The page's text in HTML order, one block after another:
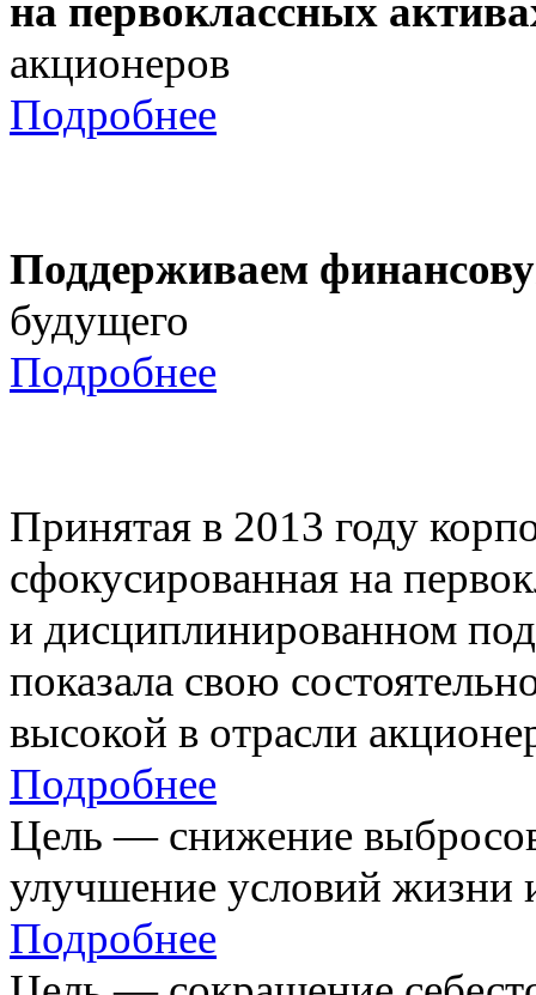
на первоклассных
акционеров
Подробнее
Поддерживаем
будущего
Подробнее
Принятая в 2013 году
сфокусированная на
и дисциплинированном
показала свою
высокой в отрасли
Подробнее
Цель — снижение
улучшение условий жизни
Подробнее